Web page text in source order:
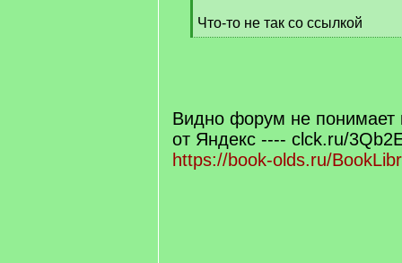
q
]
Что-то не так со ссылкой
[
Видно форум не понимает
от Яндекс ---- clck.ru/
https://book-olds.ru/